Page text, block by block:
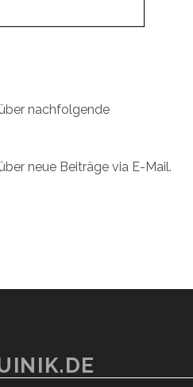
nachfolgende
neue Beiträge via E-Mail.